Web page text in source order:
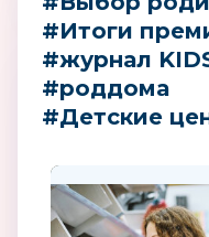
#Итоги
#журнал
#роддома
#Детские